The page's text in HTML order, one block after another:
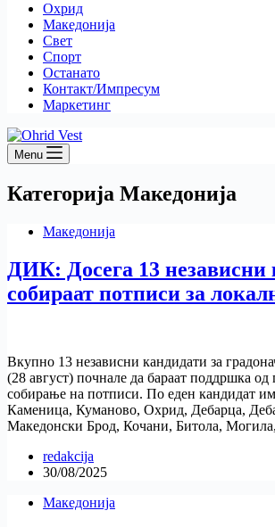
Охрид
Македонија
Свет
Спорт
Останато
Контакт/Импресум
Маркетинг
Menu
Категорија Македонија
Македонија
ДИК: Досега 13 независни
собираат потписи за
Вкупно 13 независни кандидати за
(28 август) почнале да бараат поддршка од
собирање на потписи. По еден кандидат
Каменица, Куманово, Охрид, Дебарца,
Македонски Брод, Кочани, Битола,
redakcija
30/08/2025
Македонија